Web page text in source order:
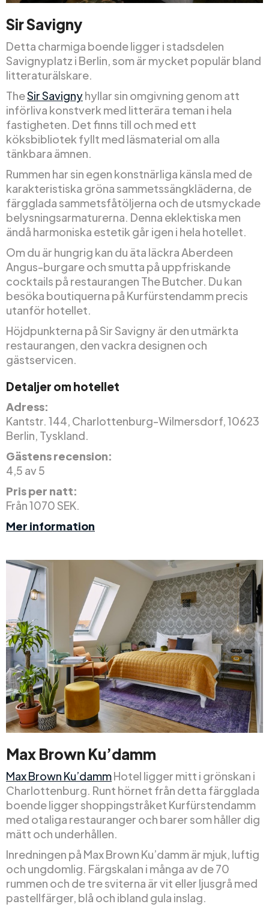
Sir Savigny
Detta charmiga boende ligger i stadsdelen
Savignyplatz i Berlin, som är mycket populär bland
litteraturälskare.
TheSir Savignyhyllar sin omgivning genom att
införliva konstverk med litterära teman i hela
fastigheten. Det finns till och med ett
köksbibliotek fyllt med läsmaterial om alla
tänkbara ämnen.
Rummen har sin egen konstnärliga känsla med de
karakteristiska gröna sammetssängkläderna, de
färgglada sammetsfåtöljerna och de utsmyckade
belysningsarmaturerna. Denna eklektiska men
ändå harmoniska estetik går igen i hela hotellet.
Om du är hungrig kan du äta läckra Aberdeen
Angus-burgare och smutta på uppfriskande
cocktails på restaurangen The Butcher. Du kan
besöka boutiquerna på Kurfürstendamm precis
utanför hotellet.
Höjdpunkterna på Sir Savigny är den utmärkta
restaurangen, den vackra designen och
gästservicen.
Detaljer om hotellet
Adress:
Kantstr. 144, Charlottenburg-Wilmersdorf, 10623
Berlin, Tyskland.
Gästens recension:
4,5 av 5
Pris per natt:
Från 1070 SEK.
Mer information
Max Brown Ku’damm
Max Brown Ku’dammHotel ligger mitt i grönskan i
Charlottenburg. Runt hörnet från detta färgglada
boende ligger shoppingstråket Kurfürstendamm
med otaliga restauranger och barer som håller dig
mätt och underhållen.
Inredningen på Max Brown Ku’damm är mjuk, luftig
och ungdomlig. Färgskalan i många av de 70
rummen och de tre sviterna är vit eller ljusgrå med
pastellfärger, blå och ibland gula inslag.